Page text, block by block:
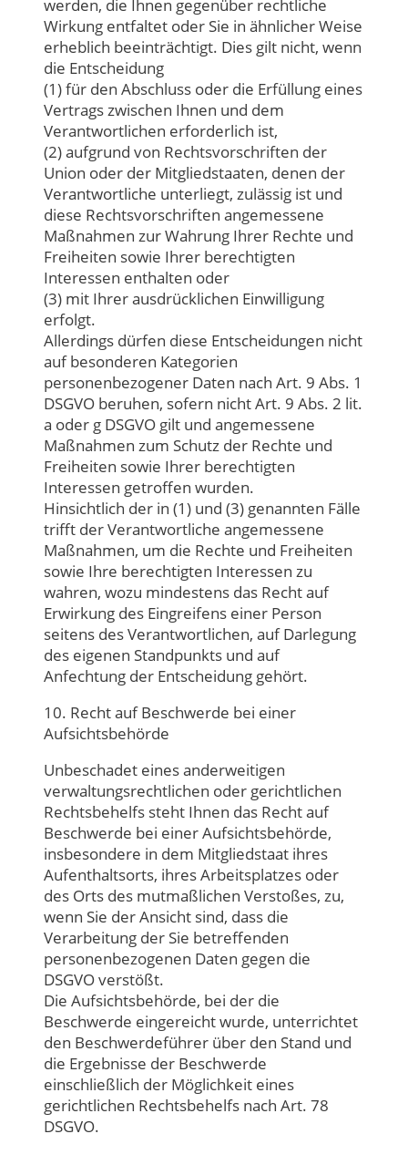
werden, die Ihnen gegenüber rechtliche
Wirkung entfaltet oder Sie in ähnlicher Weise
erheblich beeinträchtigt. Dies gilt nicht, wenn
die Entscheidung
(1) für den Abschluss oder die Erfüllung eines
Vertrags zwischen Ihnen und dem
Verantwortlichen erforderlich ist,
(2) aufgrund von Rechtsvorschriften der
Union oder der Mitgliedstaaten, denen der
Verantwortliche unterliegt, zulässig ist und
diese Rechtsvorschriften angemessene
Maßnahmen zur Wahrung Ihrer Rechte und
Freiheiten sowie Ihrer berechtigten
Interessen enthalten oder
(3) mit Ihrer ausdrücklichen Einwilligung
erfolgt.
Allerdings dürfen diese Entscheidungen nicht
auf besonderen Kategorien
personenbezogener Daten nach Art. 9 Abs. 1
DSGVO beruhen, sofern nicht Art. 9 Abs. 2 lit.
a oder g DSGVO gilt und angemessene
Maßnahmen zum Schutz der Rechte und
Freiheiten sowie Ihrer berechtigten
Interessen getroffen wurden.
Hinsichtlich der in (1) und (3) genannten Fälle
trifft der Verantwortliche angemessene
Maßnahmen, um die Rechte und Freiheiten
sowie Ihre berechtigten Interessen zu
wahren, wozu mindestens das Recht auf
Erwirkung des Eingreifens einer Person
seitens des Verantwortlichen, auf Darlegung
des eigenen Standpunkts und auf
Anfechtung der Entscheidung gehört.
10. Recht auf Beschwerde bei einer
Aufsichtsbehörde
Unbeschadet eines anderweitigen
verwaltungsrechtlichen oder gerichtlichen
Rechtsbehelfs steht Ihnen das Recht auf
Beschwerde bei einer Aufsichtsbehörde,
insbesondere in dem Mitgliedstaat ihres
Aufenthaltsorts, ihres Arbeitsplatzes oder
des Orts des mutmaßlichen Verstoßes, zu,
wenn Sie der Ansicht sind, dass die
Verarbeitung der Sie betreffenden
personenbezogenen Daten gegen die
DSGVO verstößt.
Die Aufsichtsbehörde, bei der die
Beschwerde eingereicht wurde, unterrichtet
den Beschwerdeführer über den Stand und
die Ergebnisse der Beschwerde
einschließlich der Möglichkeit eines
gerichtlichen Rechtsbehelfs nach Art. 78
DSGVO.